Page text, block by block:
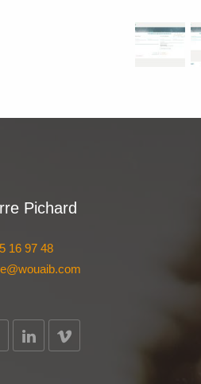
Pichard
16 97 48